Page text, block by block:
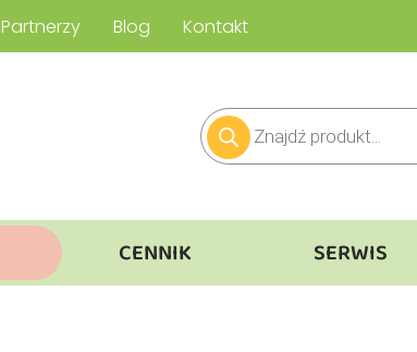
Partnerzy Blog Kontakt
CENNIK SERWIS